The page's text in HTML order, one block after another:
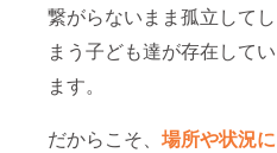
繋がらないまま孤立してし
まう子ども達が存在してい
ます。
だからこそ、 場所や状況に